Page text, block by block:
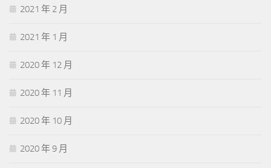
2021 年 2 月
2021 年 1 月
2020 年 12 月
2020 年 11 月
2020 年 10 月
2020 年 9 月